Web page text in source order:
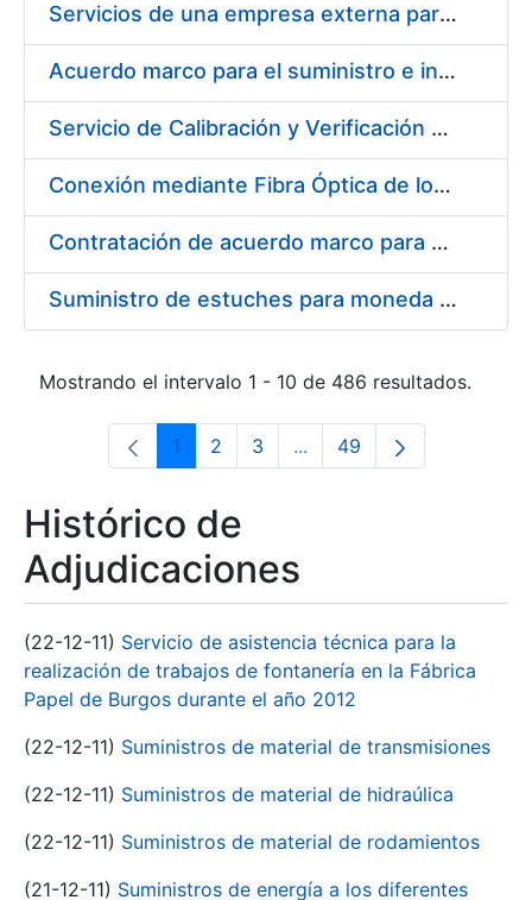
Servicios de una empresa externa para el asesoramiento y resolución de los recursos de alzada que se presentan relacionados con procesos de selección para la FNMT-RCM
Acuerdo marco para el suministro e instalación de persianas, estores y otros complementos
Servicio de Calibración y Verificación Externa de los Equipos de Medición del Servicio de Prevención de la FNMT-RCM
Conexión mediante Fibra Óptica de los Centros de Proceso de Datos (CPDs) de las sedes de la FNMT-RCM de Burgos y Madrid
Contratación de acuerdo marco para el Suministro de Material de Electricidad para la Fábrica Nacional de Moneda y Timbre-Real Casa de la Moneda en su centro de trabajo de Burgos
Suministro de estuches para moneda de 30 €
Mostrando el intervalo 1 - 10 de 486 resultados.
Página
1 Página
2 Página
3 ...Páginas intermedias Use
Página
49
Histórico de
Adjudicaciones
(22-12-11) Servicio de asistencia técnica para la
realización de trabajos de fontanería en la Fábrica
Papel de Burgos durante el año 2012
(22-12-11) Suministros de material de transmisiones
(22-12-11) Suministros de material de hidraúlica
(22-12-11) Suministros de material de rodamientos
(21-12-11) Suministros de energía a los diferentes